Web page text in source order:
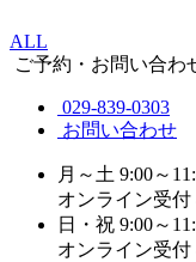
ALL
ご予約・お問い合わ
029-839-0303
お問い合わせ
月～土 9:00～
オンライン受付
日・祝 9:00～
オンライン受付